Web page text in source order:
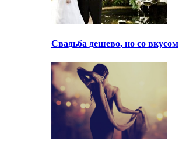
Свадьба дешево, но со вкусом